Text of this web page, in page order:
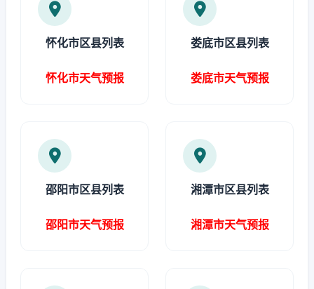
怀化市区县列表
怀化市天气预报
娄底市区县列表
娄底市天气预报
邵阳市区县列表
邵阳市天气预报
湘潭市区县列表
湘潭市天气预报